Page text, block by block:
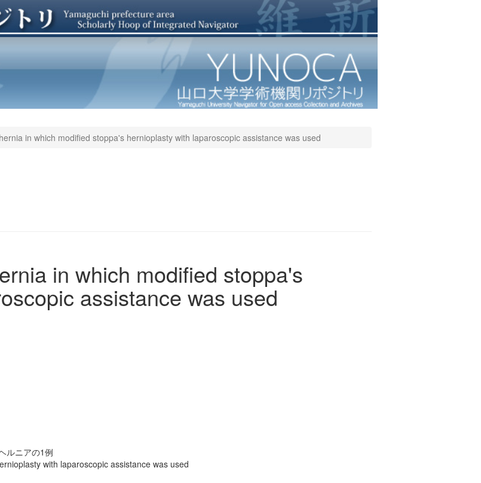
in which modified stoppa's hernioplasty with laparoscopic assistance was used
in which modified stoppa's
assistance was used
ルニアの1例
with laparoscopic assistance was used